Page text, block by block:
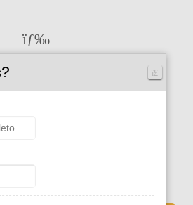
Porto Seguro
APÃ³LICE